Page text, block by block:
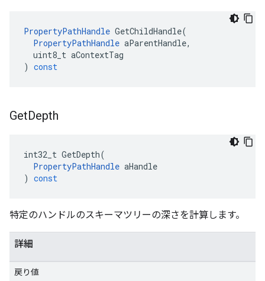
PropertyPathHandle GetChildHandle(
PropertyPathHandle aParentHandle,
uint8_t aContextTag
) const
GetDepth
int32_t GetDepth(
PropertyPathHandle aHandle
) const
特定のハンドルのスキーマツリーの深さを計算します。
詳細
戻り値